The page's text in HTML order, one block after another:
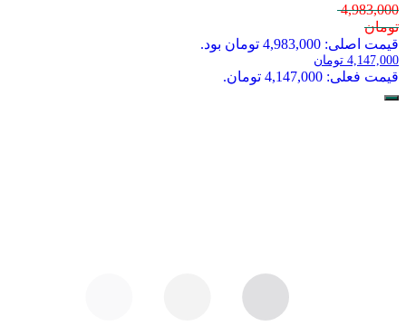
4,983,000
تومان
قیمت اصلی: 4,983,000 تومان بود.
4,147,000 تومان
قیمت فعلی: 4,147,000 تومان.